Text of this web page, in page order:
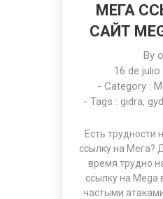
МЕГА
САЙТ
By
16 de julio
- Category :
- Tags : gidra,
Есть трудности
ссылку на Мега?
время трудно
ссылку на Mega
частыми